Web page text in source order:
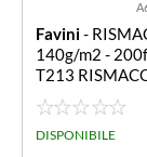
Favini-
140g/m2 -
T213
08 A3
DISPONIBILE